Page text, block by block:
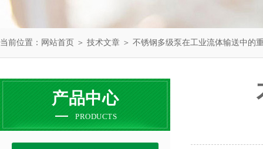
当前位置： 网站首页 ＞ 技术文章 ＞ 不锈钢多级泵在工业流体输送中的
产品中心
PRODUCTS